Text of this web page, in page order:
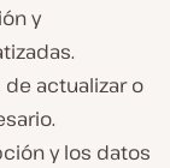
y
actualizar o
y los datos